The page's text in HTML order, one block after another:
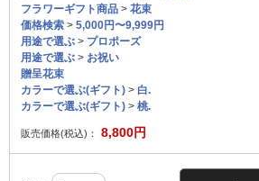
フラワーギフト商品 > 花束
価格検索 > 5,000円〜9,999円
用途で選ぶ > プロポーズ
用途で選ぶ > お祝い
贈呈花束
カラーで選ぶ(ギフト) > 白.
カラーで選ぶ(ギフト) > 桃.
販売価格(税込)： 8,800円